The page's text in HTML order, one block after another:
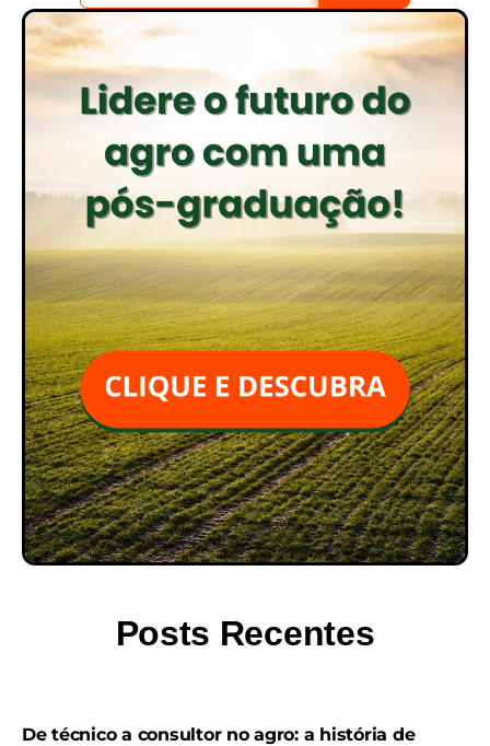
Posts Recentes
De técnico a consultor no agro: a história de